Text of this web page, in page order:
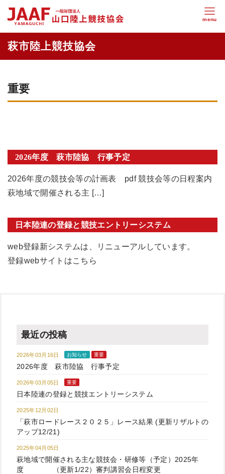
重要
2026年度 萩市陸協 行事予定
2026年度の競技会等の計画表 pdf 競技会等の日程案内
萩地域で開催される主 […]
日本陸連の登録と競技エントリーシステム
web登録新システムは、リニューアルしています。
登録webサイトはこちら
最近の投稿
2026年03月16日 お知らせ 重要
2026年度 萩市陸協 行事予定
2026年03月05日 重要
日本陸連の登録と競技エントリーシステム
2025年12月02日
「萩市ロードレース２０２５」レース結果 (更新リザルトの
アップ12/21)
2025年04月05日
萩地域で開催される主な競技会・研修等（予定）2025年
度 （更新1/22）審判講習会日程変更